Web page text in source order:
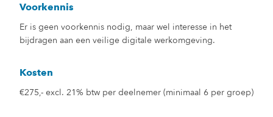
Voorkennis
Er is geen voorkennis nodig, maar wel interesse in het
bijdragen aan een veilige digitale werkomgeving.
Kosten
€275,- excl. 21% btw per deelnemer (minimaal 6 per groep)